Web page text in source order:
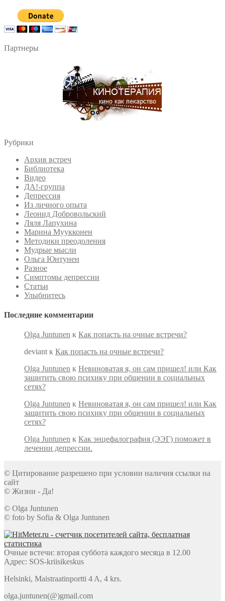
Партнеры
Рубрики
Архив встреч
Библиотека
Видео
ДА!-группа
Депрессия
Из личного опыта
Леонид Добровольский
Ляля Лапухина
Марина Муукконен
Методики преодоления
Мудрые мысли
Ольга Юнтунен
Разное
Симптомы депрессии
Статьи
Улыбнитесь
Последние комментарии
Olga Juntunen к Как попасть на очные встречи?
deviant к Как попасть на очные встречи?
Olga Juntunen к Невиноватая я, он сам пришел! или Как
защитить свою психику при общении в социальных
сетях?
Olga Juntunen к Невиноватая я, он сам пришел! или Как
защитить свою психику при общении в социальных
сетях?
Olga Juntunen к Как энцефалография (ЭЭГ) поможет в
лечении депрессии.
© Цитирование разрешено при условии наличия ссылки на
сайт
© Жизни - Да!
© Olga Juntunen
© foto by Sofia & Olga Juntunen
Очные встечи: вторая суббота каждого месяца в 12.00
Адрес: SOS-kriisikeskus
Helsinki, Maistraatinportti 4 A, 4 krs.
olga.juntunen(@)gmail.com